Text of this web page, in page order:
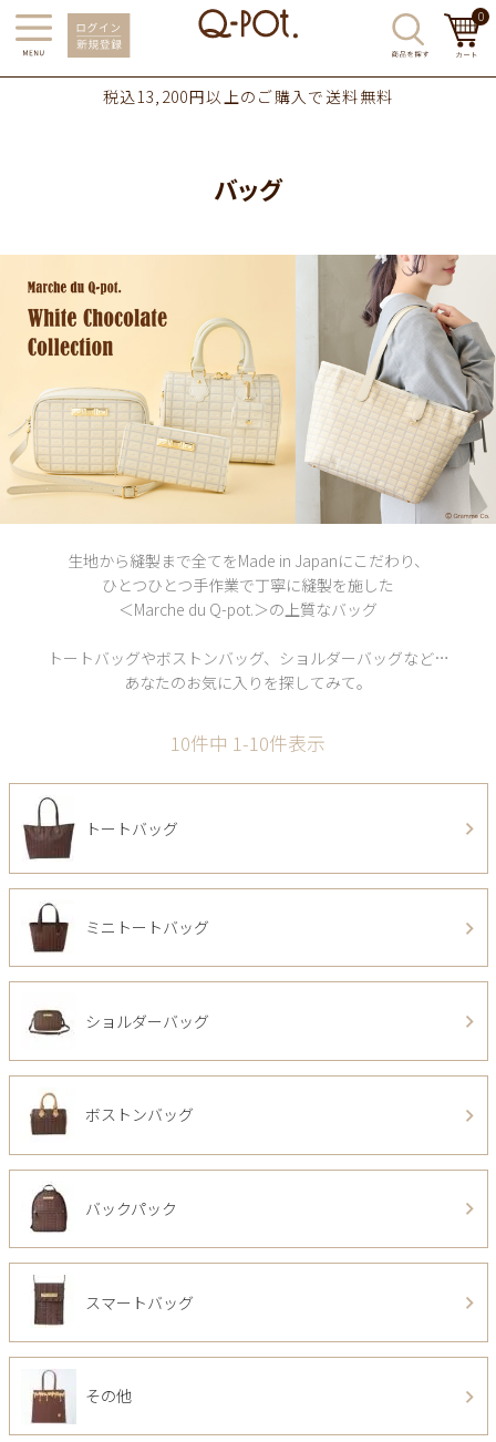
0
税込13,200円以上のご購入で送料無料
バッグ
生地から縫製まで全てをMade in Japanにこだわり、
ひとつひとつ手作業で丁寧に縫製を施した
＜Marche du Q-pot.＞の上質なバッグ
トートバッグやボストンバッグ、ショルダーバッグなど…
あなたのお気に入りを探してみて。
10件中 1-10件表示
トートバッグ
ミニトートバッグ
ショルダーバッグ
ボストンバッグ
バックパック
スマートバッグ
その他